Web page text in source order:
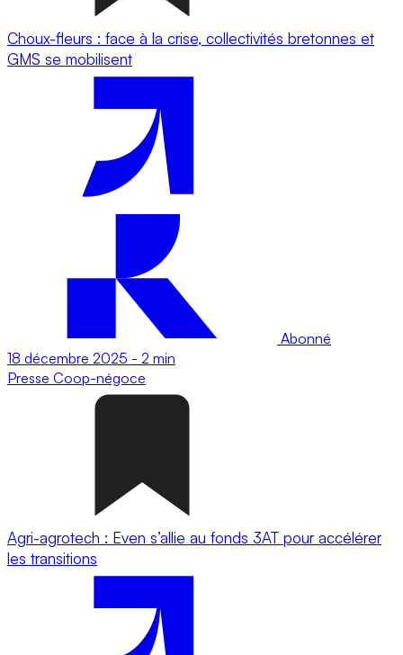
Choux-fleurs : face à la crise, collectivités bretonnes et
GMS se mobilisent
Abonné
18 décembre 2025 - 2 min
Presse Coop-négoce
Agri-agrotech : Even s’allie au fonds 3AT pour accélérer
les transitions